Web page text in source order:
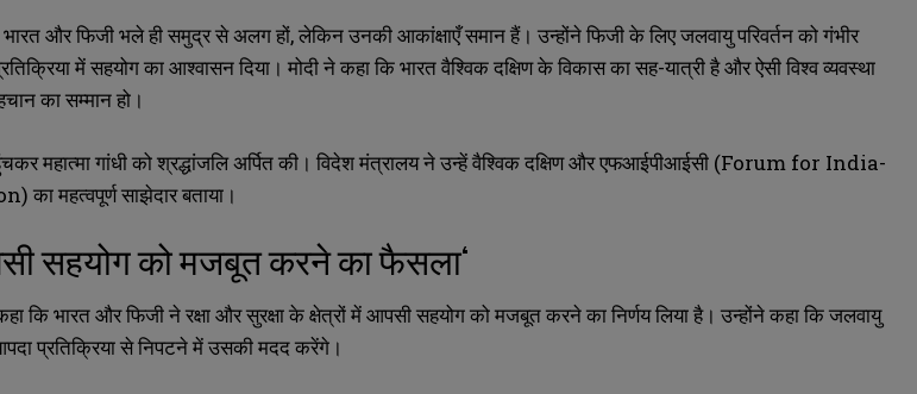
SUBMIT
SUBMIT
भारत और फिजी भले ही समुद्र से अलग हों,लेकिन उनकी आकांक्षाएँ समान हैं। उन्होंने फिजी के लिए जलवायु परिवर्तन को गंभीर
में सहयोग का आश्वासन दिया। मोदी ने कहा कि भारत वैश्विक दक्षिण के विकास का सह-यात्री है और ऐसी विश्व व्यवस्था
का सम्मान हो।
महात्मा गांधी को श्रद्धांजलि अर्पित की। विदेश मंत्रालय ने उन्हें वैश्विक दक्षिण और एफआईपीआईसी (Forum for India-
का महत्वपूर्ण साझेदार बताया।
सहयोग को मजबूत करने का फैसला‘
कि भारत और फिजी ने रक्षा और सुरक्षा के क्षेत्रों में आपसी सहयोग को मजबूत करने का निर्णय लिया है। उन्होंने कहा कि जलवायु
प्रतिक्रिया से निपटने में उसकी मदद करेंगे।